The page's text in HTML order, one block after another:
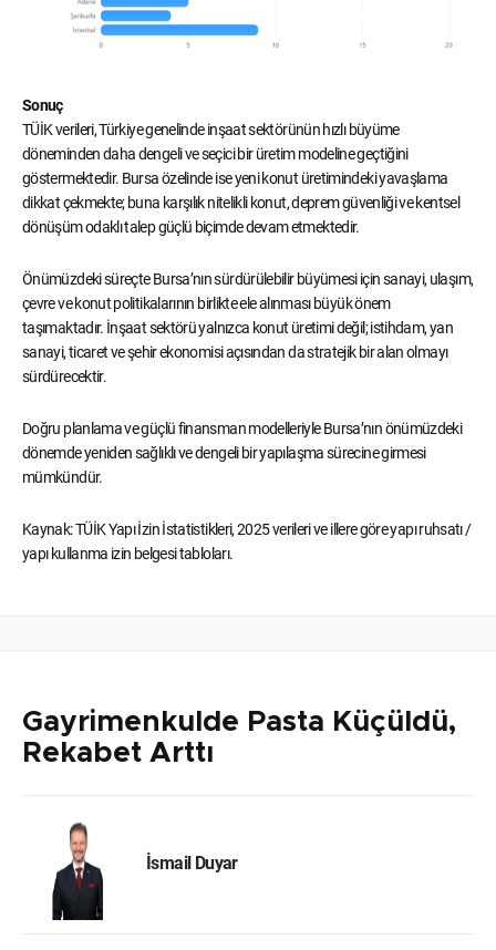
Sonuç
TÜİK verileri, Türkiye genelinde inşaat sektörünün hızlı büyüme
döneminden daha dengeli ve seçici bir üretim modeline geçtiğini
göstermektedir. Bursa özelinde ise yeni konut üretimindeki yavaşlama
dikkat çekmekte; buna karşılık nitelikli konut, deprem güvenliği ve kentsel
dönüşüm odaklı talep güçlü biçimde devam etmektedir.
Önümüzdeki süreçte Bursa’nın sürdürülebilir büyümesi için sanayi, ulaşım,
çevre ve konut politikalarının birlikte ele alınması büyük önem
taşımaktadır. İnşaat sektörü yalnızca konut üretimi değil; istihdam, yan
sanayi, ticaret ve şehir ekonomisi açısından da stratejik bir alan olmayı
sürdürecektir.
Doğru planlama ve güçlü finansman modelleriyle Bursa’nın önümüzdeki
dönemde yeniden sağlıklı ve dengeli bir yapılaşma sürecine girmesi
mümkündür.
Kaynak: TÜİK Yapı İzin İstatistikleri, 2025 verileri ve illere göre yapı ruhsatı /
yapı kullanma izin belgesi tabloları.
Gayrimenkulde Pasta Küçüldü,
Rekabet Arttı
İsmail Duyar